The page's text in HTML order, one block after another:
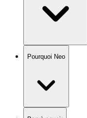
Pourquoi Neo